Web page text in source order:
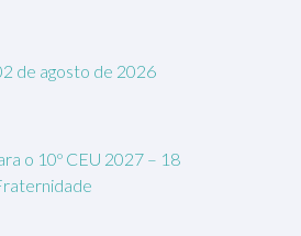
de agosto de 2026
o 10º CEU 2027 – 18